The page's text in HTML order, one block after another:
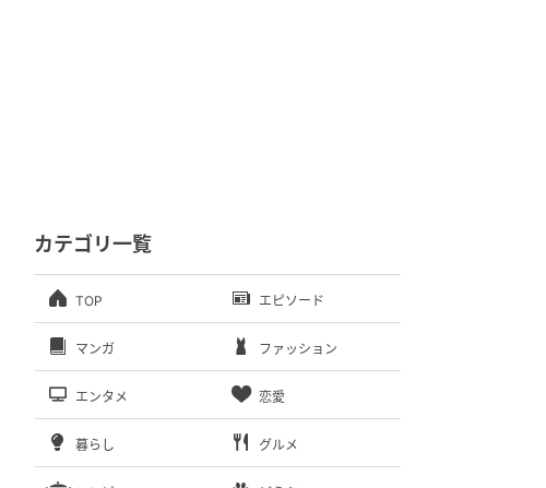
カテゴリ一覧
TOP エピソード
マンガ ファッション
エンタメ 恋愛
暮らし グルメ